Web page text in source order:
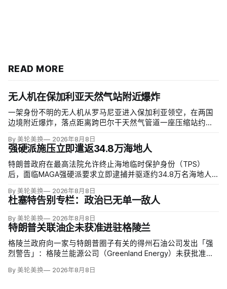
READ MORE
无人机在保加利亚天然气站附近爆炸
一架身份不明的无人机从罗马尼亚进入保加利亚领空，在两国
边境附近爆炸，落点距离跨巴尔干天然气管道一座压缩站约
夫说，罗马尼亚边防警察听到无人机噪音，保方巡逻队听到巨
响，但两国防空系统均未发现目标。
By 美轮美换 2026年8月8日
强硬派施压立即遣返34.8万海地人
特朗普政府在最高法院允许终止海地临时保护身份（TPS）
后，面临MAGA强硬派要求立即逮捕并驱逐约34.8万名海地人
至少50名海地人被叫到移民办公室并佩戴脚踝监控器，但突袭
尚未出现。
By 美轮美换 2026年8月8日
杜塞特告别专栏：政治已无单一敌人
By 美轮美换 2026年8月8日
特朗普关联油企未获准进驻格陵兰
格陵兰政府向一家与特朗普圈子有关的得州石油公司发出「强
烈警告」：格陵兰能源公司（Greenland Energy）未获批准，
地可能蕴藏价值1万亿美元原油，拟投资6000万美元钻两口
By 美轮美换 2026年8月8日